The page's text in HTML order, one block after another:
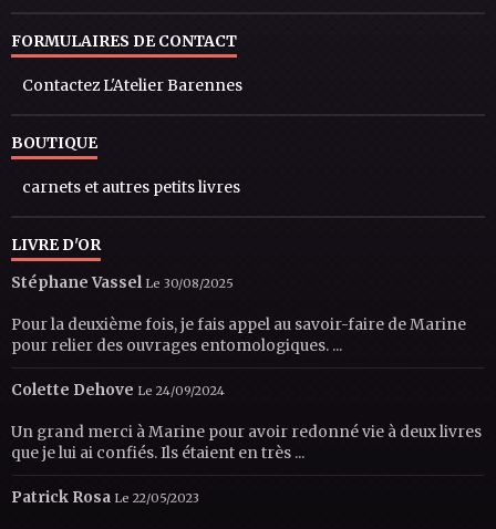
FORMULAIRES DE CONTACT
Contactez L'Atelier Barennes
BOUTIQUE
carnets et autres petits livres
LIVRE D'OR
Stéphane Vassel Le 30/08/2025
Pour la deuxième fois, je fais appel au savoir-faire de Marine
pour relier des ouvrages entomologiques. ...
Colette Dehove Le 24/09/2024
Un grand merci à Marine pour avoir redonné vie à deux livres
que je lui ai confiés. Ils étaient en très ...
Patrick Rosa Le 22/05/2023